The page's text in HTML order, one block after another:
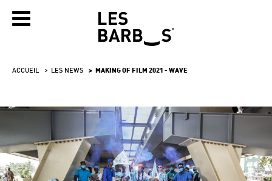
ACCUEIL LES NEWS MAKING OF FILM 2021 - WAVE